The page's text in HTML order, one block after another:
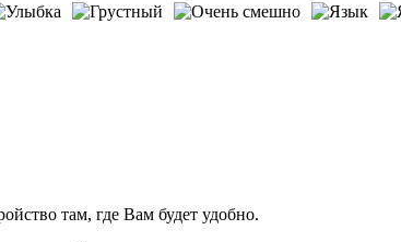
там, где Вам будет удобно.